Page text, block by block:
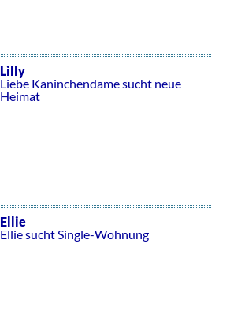
Lilly
Liebe Kaninchendame sucht neue
Heimat
Ellie
Ellie sucht Single-Wohnung